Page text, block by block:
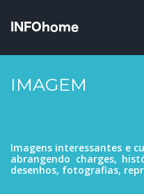
IMAGEM
Imagens interessantes e
abrangendo charges,
desenhos, fotografias,